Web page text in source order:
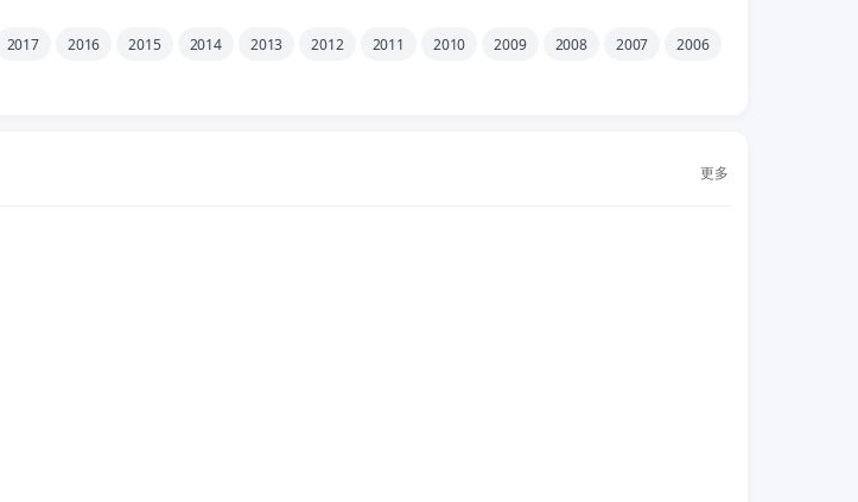
2017 2016 2015 2014 2013 2012 2011 2010 2009 2008 2007
2006
更多